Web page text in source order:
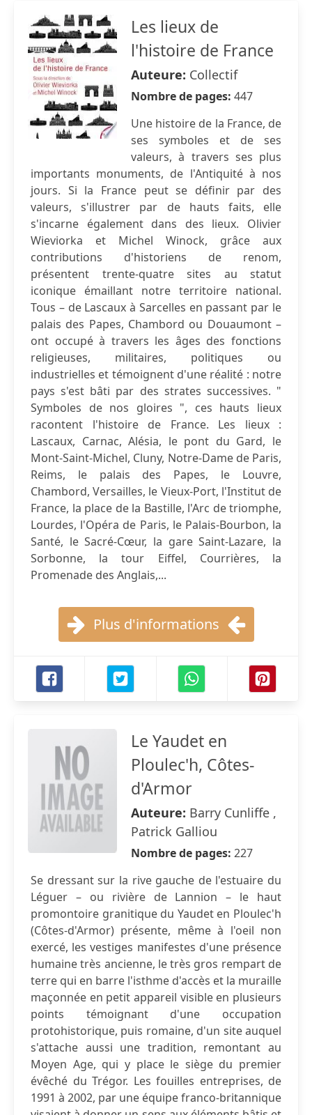
Les lieux de
l'histoire de France
Auteure: Collectif
Nombre de pages: 447
Une histoire de la France, de
ses symboles et de ses
valeurs, à travers ses plus
importants monuments, de l'Antiquité à nos
jours. Si la France peut se définir par des
valeurs, s'illustrer par de hauts faits, elle
s'incarne également dans des lieux. Olivier
Wieviorka et Michel Winock, grâce aux
contributions d'historiens de renom,
présentent trente-quatre sites au statut
iconique émaillant notre territoire national.
Tous – de Lascaux à Sarcelles en passant par le
palais des Papes, Chambord ou Douaumont –
ont occupé à travers les âges des fonctions
religieuses, militaires, politiques ou
industrielles et témoignent d'une réalité : notre
pays s'est bâti par des strates successives. "
Symboles de nos gloires ", ces hauts lieux
racontent l'histoire de France. Les lieux :
Lascaux, Carnac, Alésia, le pont du Gard, le
Mont-Saint-Michel, Cluny, Notre-Dame de Paris,
Reims, le palais des Papes, le Louvre,
Chambord, Versailles, le Vieux-Port, l'Institut de
France, la place de la Bastille, l'Arc de triomphe,
Lourdes, l'Opéra de Paris, le Palais-Bourbon, la
Santé, le Sacré-Cœur, la gare Saint-Lazare, la
Sorbonne, la tour Eiffel, Courrières, la
Promenade des Anglais,...
Plus d'informations
Le Yaudet en
Ploulec'h, Côtes-
d'Armor
Auteure: Barry Cunliffe ,
Patrick Galliou
Nombre de pages: 227
Se dressant sur la rive gauche de l'estuaire du
Léguer – ou rivière de Lannion – le haut
promontoire granitique du Yaudet en Ploulec'h
(Côtes-d'Armor) présente, même à l'oeil non
exercé, les vestiges manifestes d'une présence
humaine très ancienne, le très gros rempart de
terre qui en barre l'isthme d'accès et la muraille
maçonnée en petit appareil visible en plusieurs
points témoignant d'une occupation
protohistorique, puis romaine, d'un site auquel
s'attache aussi une tradition, remontant au
Moyen Age, qui y place le siège du premier
évêché du Trégor. Les fouilles entreprises, de
1991 à 2002, par une équipe franco-britannique